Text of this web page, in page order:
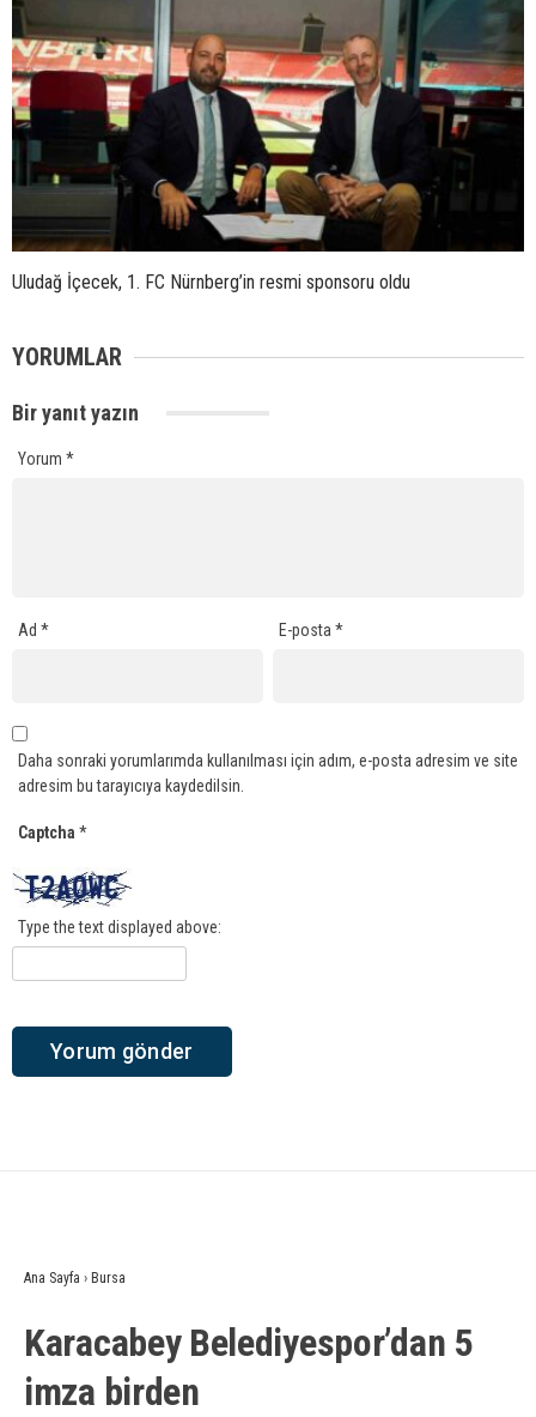
Uludağ İçecek, 1. FC Nürnberg’in resmi sponsoru oldu
YORUMLAR
Bir yanıt yazın
Yorum *
Ad * E-posta*
Daha sonraki yorumlarımda kullanılması için adım, e-posta adresim ve site
adresim bu tarayıcıya kaydedilsin.
Captcha *
Type the text displayed above:
Ana Sayfa › Bursa
Karacabey Belediyespor’dan 5
imza birden